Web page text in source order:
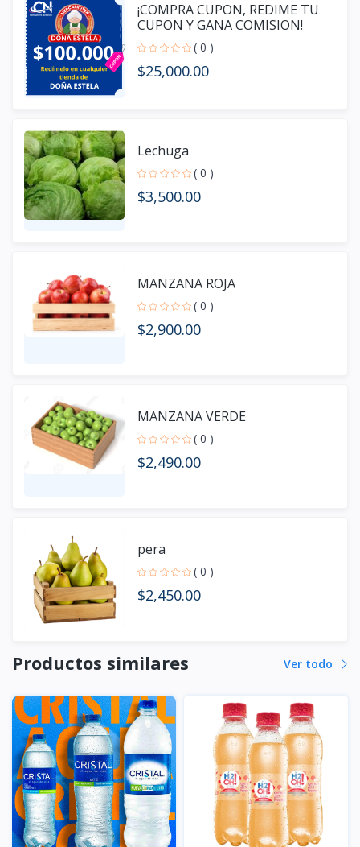
¡COMPRA CUPON, REDIME TU
CUPON Y GANA COMISION!
( 0 )
$25,000.00
Lechuga
( 0 )
$3,500.00
MANZANA ROJA
( 0 )
$2,900.00
MANZANA VERDE
( 0 )
$2,490.00
pera
( 0 )
$2,450.00
Productos similares Ver todo